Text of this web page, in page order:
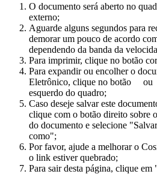
O documento será aberto no
externo;
Aguarde alguns segundos para
demorar um pouco de acordo
dependendo da banda da
Para imprimir, clique no botão
Para expandir ou encolher o
Eletrônico, clique no botão
ou
esquerdo do quadro;
Caso deseje salvar este
clique com o botão direito sobre
do documento e selecione
como";
Por favor, ajude a melhorar o
o link estiver quebrado;
Para sair desta página, clique